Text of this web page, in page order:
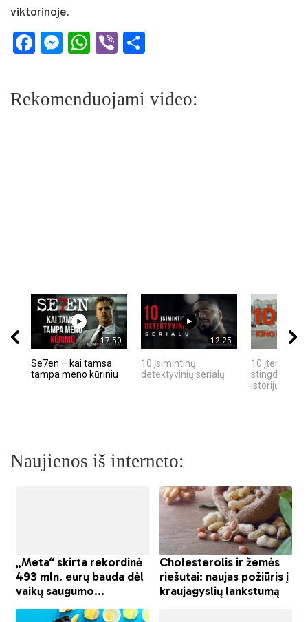
viktorinoje.
Facebook
Messenger
WhatsApp
Viber
Rekomenduojami video:
17:50
Se7en – kai tamsa
tampa meno kūriniu
12:25
10 įsimintinų
detektyvinių serialų
10 įtemptų,
stingdančių
istorijų
Naujienos iš interneto: